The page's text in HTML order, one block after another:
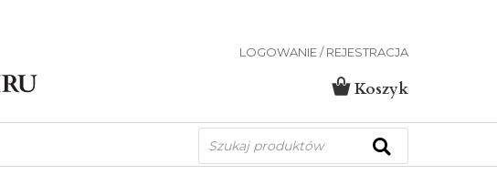
LOGOWANIE / REJESTRACJA
Koszyk
Wyszukiwarka
produktów